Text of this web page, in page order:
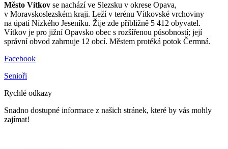
Město Vítkov se nachází ve Slezsku v okrese Opava,
v Moravskoslezském kraji. Leží v terénu Vítkovské vrchoviny
na úpatí Nízkého Jeseníku. Žije zde přibližně 5 412 obyvatel.
Vítkov je pro jižní Opavsko obec s rozšířenou působností; její
správní obvod zahrnuje 12 obcí. Městem protéká potok Čermná.
Facebook
Senioři
Rychlé odkazy
Snadno dostupné informace z našich stránek, které by vás mohly
zajímat!